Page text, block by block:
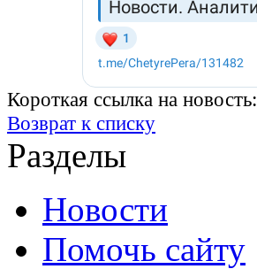
Короткая ссылка на новость:
Возврат к списку
Разделы
Новости
Помочь сайту